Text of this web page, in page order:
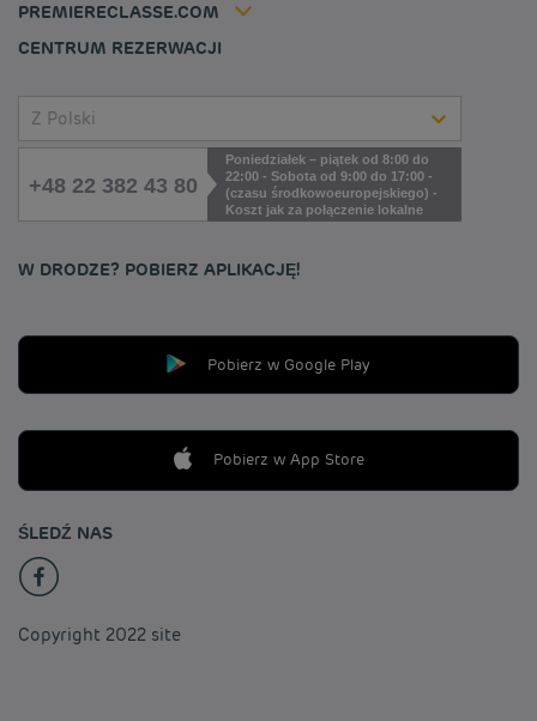
PREMIERECLASSE.COM
CENTRUM REZERWACJI
Z Polski
+48 22 382 43 80
Poniedziałek – piątek od 8:00 do
22:00 - Sobota od 9:00 do 17:00 -
(czasu środkowoeuropejskiego) -
Koszt jak za połączenie lokalne
W DRODZE? POBIERZ APLIKACJĘ!
Pobierz w Google Play
Pobierz w App Store
ŚLEDŹ NAS
Copyright 2022 site